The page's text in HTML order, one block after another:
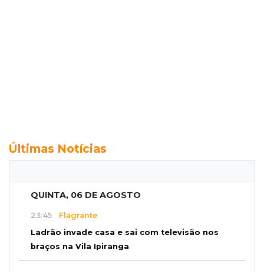
Últimas Notícias
QUINTA, 06 DE AGOSTO
23:45 Flagrante
Ladrão invade casa e sai com televisão nos
braços na Vila Ipiranga